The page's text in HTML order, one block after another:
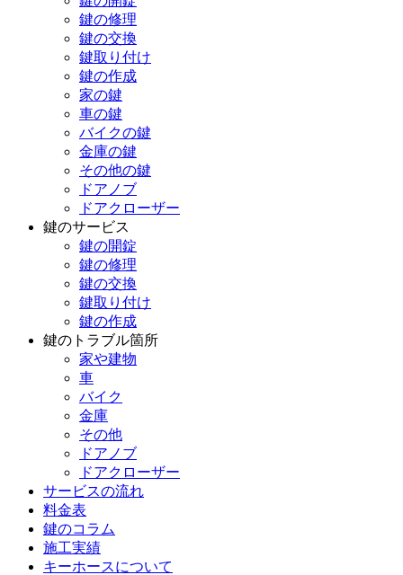
鍵の修理
鍵の交換
鍵取り付け
鍵の作成
家の鍵
車の鍵
バイクの鍵
金庫の鍵
その他の鍵
ドアノブ
ドアクローザー
鍵のサービス
鍵の開錠
鍵の修理
鍵の交換
鍵取り付け
鍵の作成
鍵のトラブル箇所
家や建物
車
バイク
金庫
その他
ドアノブ
ドアクローザー
サービスの流れ
料金表
鍵のコラム
施工実績
キーホースについて